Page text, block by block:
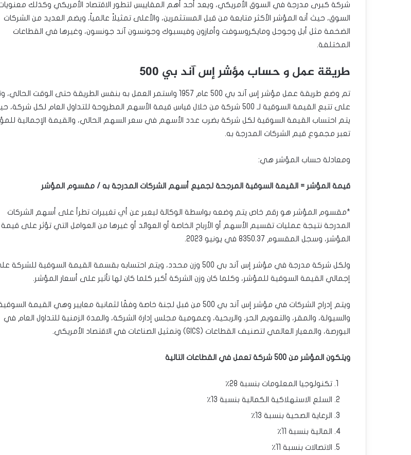
شركة كبرى مدرجة في السوق الأمريكي، ويعد أحد أهم المقاييس لتطور الاقتصاد الأمريكي وكذلك
السوق، حيث أنه المؤشر الأكثر متابعة من قبل المستثمرين، والأعلى تمثيلاً عالمياً، ويضم العديد من الشركات
الضخمة مثل أبل وجوجل ومايكروسوفت وأمازون وفيسبوك وجونسون آند جونسون، وغيرها في القطاعات
المختلفة.
طريقة عمل و حساب مؤشر إس آند بي 500
تم وضع طريقة عمل مؤشر إس آند بي 500 عام 1957 واستمر العمل به بنفس الطريقة حتى الوقت
على تتبع القيمة السوقية لـ 500 شركة من خلال قياس قيمة الأسهم المطروحة للتداول العام لكل شركة،
يتم احتساب القيمة السوقية لكل شركة بضرب عدد الأسهم في سعر السهم الحالي، والقيمة الإجمالية
تعبر مجموع قيم الشركات المدرجة به.
ومعادلة حساب المؤشر هي:
قيمة المؤشر = القيمة السوقية المرجحة لجميع أسهم الشركات المدرجة به / مقسوم المؤشر
*مقسوم المؤشر هو رقم خاص يتم وضعه بواسطة الوكالة ليعبر عن أي تغييرات تطرأ على أسهم الشركات
المدرجة نتيجة عمليات تقسيم الأسهم أو الأرباح الخاصة أو العوائد أو غيرها من العوامل التي تؤثر على قيمة
المؤشر، وسجل المقسوم 8350.37 في يونيو 2023.
ولكل شركة مدرجة في مؤشر إس آند بي 500 وزن محدد، ويتم احتسابه بقسمة القيمة السوقية للشركة
إجمالي القيمة السوقية للمؤشر، وكلما كان وزن الشركة أكبر كلما كان لها تأثير على أسعار المؤشر.
ويتم إدراج الشركات في مؤشر إس آند بي 500 من قبل لجنة خاصة وفقًا لثمانية معايير وهي القيمة
والسيولة، والمقر، والتعويم الحر، والربحية، وعمومية مجلس إدارة الشركة، والمدة الزمنية للتداول العام في
البورصة، والمعيار العالمي لتصنيف القطاعات (GICS) وتمثيل الصناعات في الاقتصاد الأمريكي.
ويتكون المؤشر من 500 شركة تعمل في القطاعات التالية
تكنولوجيا المعلومات بنسبة 28٪
السلع الاستهلاكية الكمالية بنسبة 13٪
الرعاية الصحية بنسبة 13٪
المالية بنسبة 11٪
الاتصالات بنسبة 11٪